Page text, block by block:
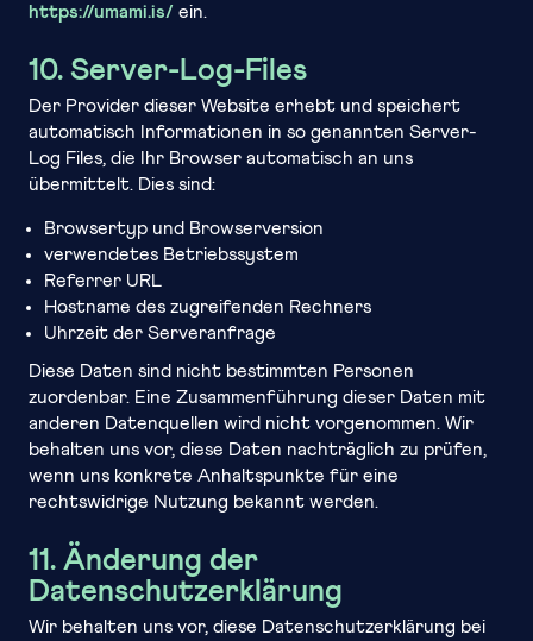
https://umami.is/ ein.
10. Server-Log-Files
Der Provider dieser Website erhebt und speichert
automatisch Informationen in so genannten Server-
Log Files, die Ihr Browser automatisch an uns
übermittelt. Dies sind:
Browsertyp und Browserversion
verwendetes Betriebssystem
Referrer URL
Hostname des zugreifenden Rechners
Uhrzeit der Serveranfrage
Diese Daten sind nicht bestimmten Personen
zuordenbar. Eine Zusammenführung dieser Daten mit
anderen Datenquellen wird nicht vorgenommen. Wir
behalten uns vor, diese Daten nachträglich zu prüfen,
wenn uns konkrete Anhaltspunkte für eine
rechtswidrige Nutzung bekannt werden.
11. Änderung der
Datenschutzerklärung
Wir behalten uns vor, diese Datenschutzerklärung bei